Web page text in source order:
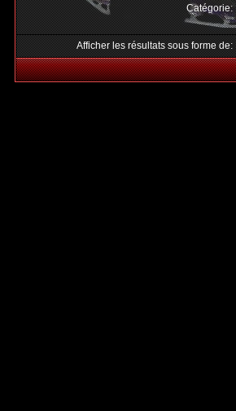
Catégorie:
Afficher les résultats sous forme de: